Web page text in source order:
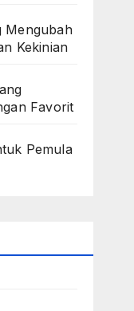
Mengubah
Kekinian
Favorit
Pemula